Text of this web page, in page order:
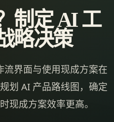
制定 AI 工
略决策
界面与使用现成方案在
划 AI 产品路线图，确定
现成方案效率更高。